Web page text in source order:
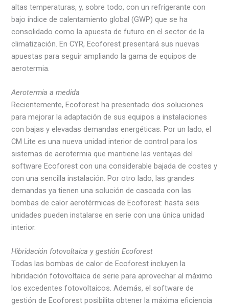
altas temperaturas, y, sobre todo, con un refrigerante con
bajo índice de calentamiento global (GWP) que se ha
consolidado como la apuesta de futuro en el sector de la
climatización. En CYR, Ecoforest presentará sus nuevas
apuestas para seguir ampliando la gama de equipos de
aerotermia.
Aerotermia a medida
Recientemente, Ecoforest ha presentado dos soluciones
para mejorar la adaptación de sus equipos a instalaciones
con bajas y elevadas demandas energéticas. Por un lado, el
CM Lite es una nueva unidad interior de control para los
sistemas de aerotermia que mantiene las ventajas del
software Ecoforest con una considerable bajada de costes y
con una sencilla instalación. Por otro lado, las grandes
demandas ya tienen una solución de cascada con las
bombas de calor aerotérmicas de Ecoforest: hasta seis
unidades pueden instalarse en serie con una única unidad
interior.
Hibridación fotovoltaica y gestión Ecoforest
Todas las bombas de calor de Ecoforest incluyen la
hibridación fotovoltaica de serie para aprovechar al máximo
los excedentes fotovoltaicos. Además, el software de
gestión de Ecoforest posibilita obtener la máxima eficiencia